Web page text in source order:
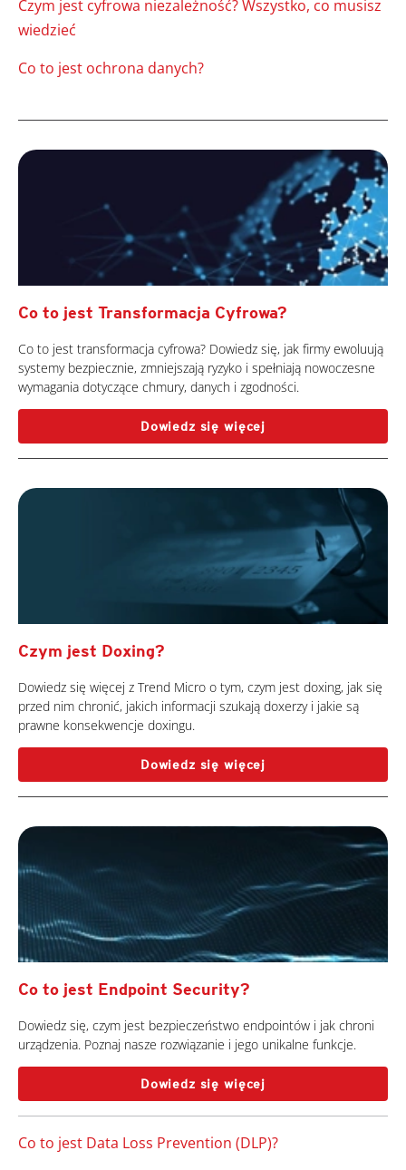
Czym jest cyfrowa niezależność? Wszystko, co musisz
wiedzieć
Co to jest ochrona danych?
Co to jest Transformacja Cyfrowa?
Co to jest transformacja cyfrowa? Dowiedz się, jak firmy ewoluują
systemy bezpiecznie, zmniejszają ryzyko i spełniają nowoczesne
wymagania dotyczące chmury, danych i zgodności.
Dowiedz się więcej
Czym jest Doxing?
Dowiedz się więcej z Trend Micro o tym, czym jest doxing, jak się
przed nim chronić, jakich informacji szukają doxerzy i jakie są
prawne konsekwencje doxingu.
Dowiedz się więcej
Co to jest Endpoint Security?
Dowiedz się, czym jest bezpieczeństwo endpointów i jak chroni
urządzenia. Poznaj nasze rozwiązanie i jego unikalne funkcje.
Dowiedz się więcej
Co to jest Data Loss Prevention (DLP)?